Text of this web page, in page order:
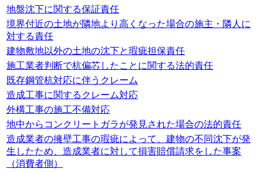
地盤沈下に関する保証責任
境界付近の土地が隣地より高くなった場合の施主・隣人に
対する責任
建物敷地以外の土地の沈下と瑕疵担保責任
施工業者判断で杭偏芯したことに関する法的責任
既存鋼管杭対応に伴うクレーム
造成工事に関するクレーム対応
外構工事の施工不備対応
地中からコンクリートガラが発見された場合の法的責任
造成業者の擁壁工事の瑕疵によって、建物の不同沈下が発
生したため、造成業者に対して損害賠償請求をした事案
（消費者側）